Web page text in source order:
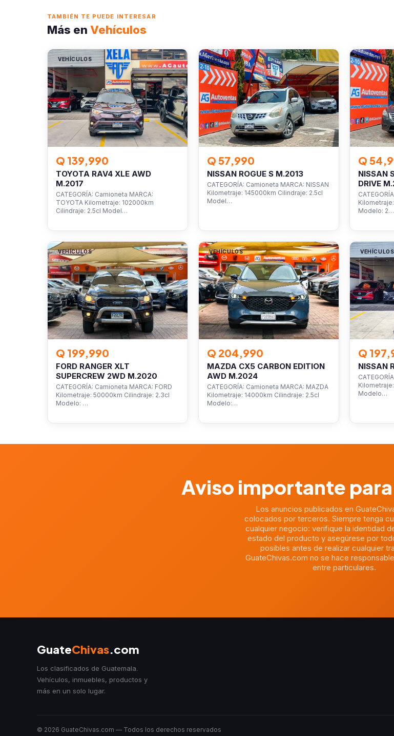
TAMBIÉN TE PUEDE INTERESAR
Más en Vehículos
VEHÍCULOS
Q 139,990
TOYOTA RAV4 XLE AWD
M.2017
CATEGORÍA: Camioneta MARCA:
TOYOTA Kilometraje: 102000km
Cilindraje: 2.5cl Model…
VEHÍCULOS
Q 57,990
NISSAN ROGUE S M.2013
CATEGORÍA: Camioneta MARCA: NISSAN
Kilometraje: 145000km Cilindraje: 2.5cl
Model…
VEHÍCULOS
Q
NISSAN
DRIVE
Modelo: 2…
VEHÍCULOS
Q 199,990
FORD RANGER XLT
SUPERCREW 2WD M.2020
CATEGORÍA: Camioneta MARCA: FORD
Kilometraje: 50000km Cilindraje: 2.3cl
Modelo: …
VEHÍCULOS
Q 204,990
MAZDA CX5 CARBON EDITION
AWD M.2024
CATEGORÍA: Camioneta MARCA: MAZDA
Kilometraje: 14000km Cilindraje: 2.5cl
Modelo:…
VEHÍCULOS
Q
NISSAN
Modelo…
Aviso importante
Los anuncios publicados en
colocados por terceros. Siempre tenga
cualquier negocio: verifique la identidad
estado del producto y asegúrese por
posibles antes de realizar cualquier
GuateChivas.com no se hace
entre particulares.
GuateChivas.com
Los clasificados de Guatemala.
Vehículos, inmuebles, productos y
más en un solo lugar.
© 2026 GuateChivas.com — Todos los derechos reservados